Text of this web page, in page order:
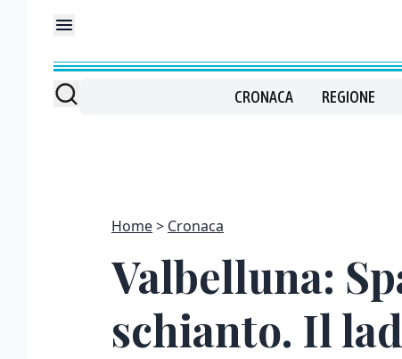
CRONACA REGIONE
Home Cronaca
Valbelluna:
schianto. Il